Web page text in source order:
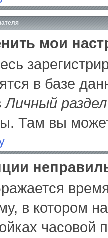
мои
в базе
Личный раздел
Там вы
в котором
часовой